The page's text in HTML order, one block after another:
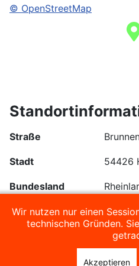
© OpenStreetMap
Straße
Stadt 54426
Bundesland
Räume
Wir nutzen nur einen
technischen Gründen.
Akzeptieren